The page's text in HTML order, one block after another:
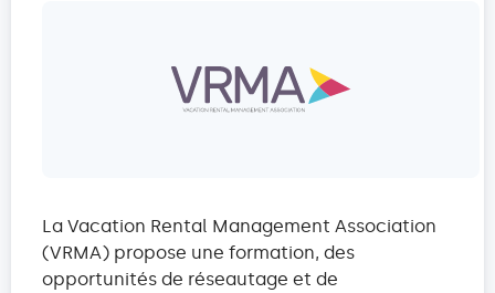
La Vacation Rental Management Association
(VRMA) propose une formation, des
opportunités de réseautage et de